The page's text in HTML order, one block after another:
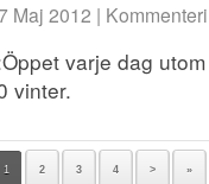
Maj 2012 |
varje dag
vinter.
1 2 3 4 > »